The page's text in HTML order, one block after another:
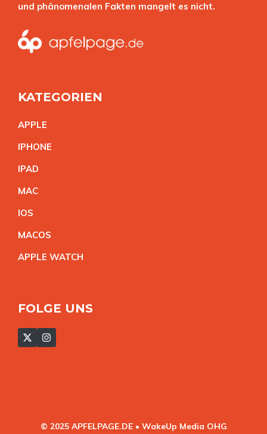
und phänomenalen Fakten mangelt es nicht.
KATEGORIEN
APPLE
IPHONE
IPAD
MAC
IOS
MACOS
APPLE WATCH
FOLGE UNS
© 2025 APFELPAGE.DE • WakeUp Media OHG